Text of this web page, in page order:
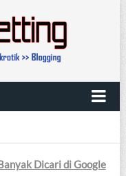
Dicari di Google